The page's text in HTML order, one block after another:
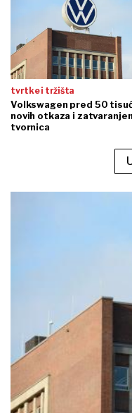
tvrtke i tržišta
Volkswagen pred 50
novih otkaza i
tvornica